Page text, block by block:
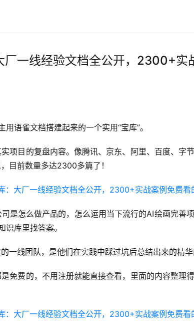
厂一线经验文档全公开，2300+实
语雀文档搭建起来的一个实用“宝库”。
项目的复盘内容。像腾讯、京东、阿里、百度、字
目前数量多达2300多篇了！
是怎么做产品的，怎么运用当下流行的AI绘画完善
库里找答案。
一线团队，是他们在实践中踩过坑后总结出来的精华
免费的，不用注册就能直接查看，里面的内容整理